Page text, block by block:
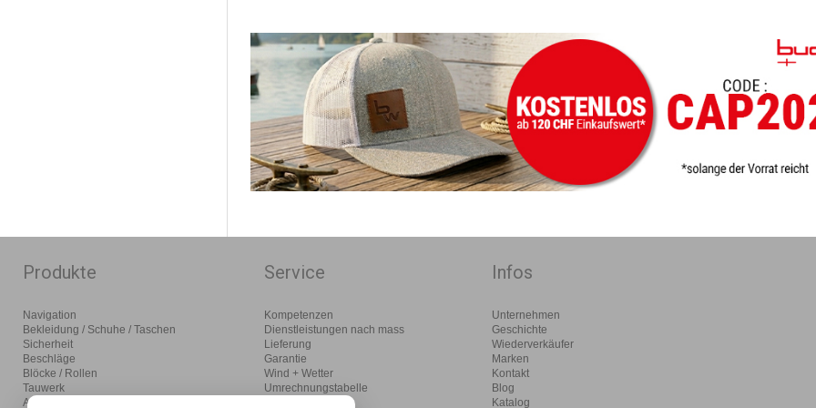
Produkte
Navigation
Bekleidung / Schuhe / Taschen
Sicherheit
Beschläge
Blöcke / Rollen
Tauwerk
Anlegen / Ankern / Motoren
Service
Kompetenzen
Dienstleistungen nach mass
Lieferung
Garantie
Wind + Wetter
Umrechnungstabelle
Infos
Unternehmen
Geschichte
Wiederverkäufer
Marken
Kontakt
Blog
Katalog